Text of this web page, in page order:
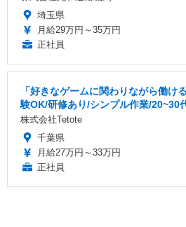
埼玉県
月給29万円～35万円
正社員
「好きなゲームに関わりながら働け
験OK/研修あり/シンプル作業/20~30
株式会社Tetote
千葉県
月給27万円～33万円
正社員